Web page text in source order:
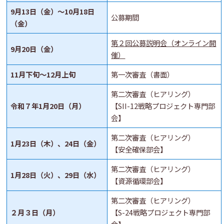
9月13日（金）～10月18日
（金）
公募期間
9月20日（金）
第２回公募説明会（オンライン開
催）
11月下旬～12月上旬
第一次審査（書面）
令和７年1月20日（月）
第二次審査（ヒアリング）
【SII-12戦略プロジェクト専門部
会】
1月23日（木）、24日（金）
第二次審査（ヒアリング）
【安全確保部会】
1月28日（火）、29日（水）
第二次審査（ヒアリング）
【資源循環部会】
２月３日（月）
第二次審査（ヒアリング）
【S-24戦略プロジェクト専門部